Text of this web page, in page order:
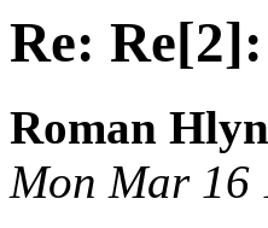
Re:
Roman
Mon Mar 16